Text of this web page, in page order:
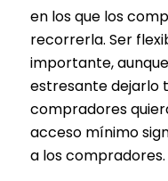
en los que los
recorrerla. Ser
importante,
estresante dejarlo
compradores
acceso mínimo
a los compradores.